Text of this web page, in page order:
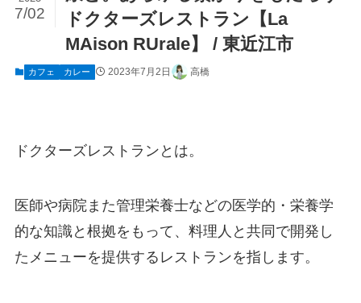
ドクターズレストラン【La
MAison RUrale】 / 東近江市
7/02
カフェ カレー 2023年7月2日 高橋
ドクターズレストランとは。
医師や病院また管理栄養士などの医学的・栄養学
的な知識と根拠をもって、料理人と共同で開発し
たメニューを提供するレストランを指します。